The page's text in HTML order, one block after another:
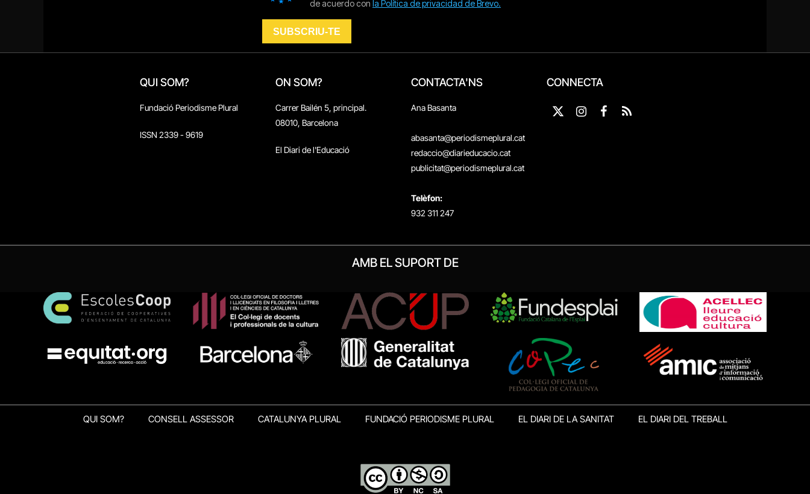
QUI SOM?
Fundació Periodisme Plural
ISSN 2339 - 9619
ON SOM?
Carrer Bailén 5, principal.
08010, Barcelona
El Diari de l'Educació
CONTACTA'NS
Ana Basanta
abasanta@periodismeplural.cat
redaccio@diarieducacio.cat
publicitat@periodismeplural.cat
Telèfon:
932 311 247
CONNECTA
X
Instagram
Facebook
RSS
AMB EL SUPORT DE
QUI SOM? CONSELL ASSESSOR CATALUNYA PLURAL FUNDACIÓ PERIODISME PLURAL EL DIARI DE LA SANITAT EL DIARI DEL TREBALL